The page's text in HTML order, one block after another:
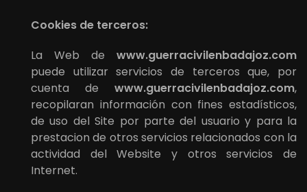
Cookies de terceros:
La Web de www.guerracivilenbadajoz.com
puede utilizar servicios de terceros que, por
cuenta de www.guerracivilenbadajoz.com,
recopilaran información con fines estadísticos,
de uso del Site por parte del usuario y para la
prestacion de otros servicios relacionados con la
actividad del Website y otros servicios de
Internet.